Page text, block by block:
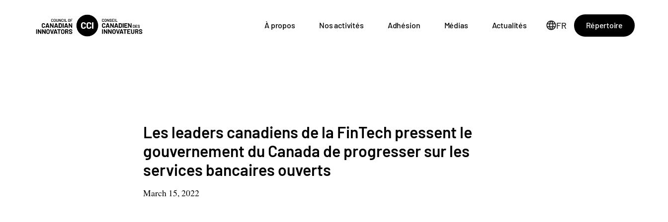
À propos Nos activités Adhésion Médias Actualités FR Répertoire
Les leaders canadiens de la FinTech pressent le
gouvernement du Canada de progresser sur les
services bancaires ouverts
March 15, 2022